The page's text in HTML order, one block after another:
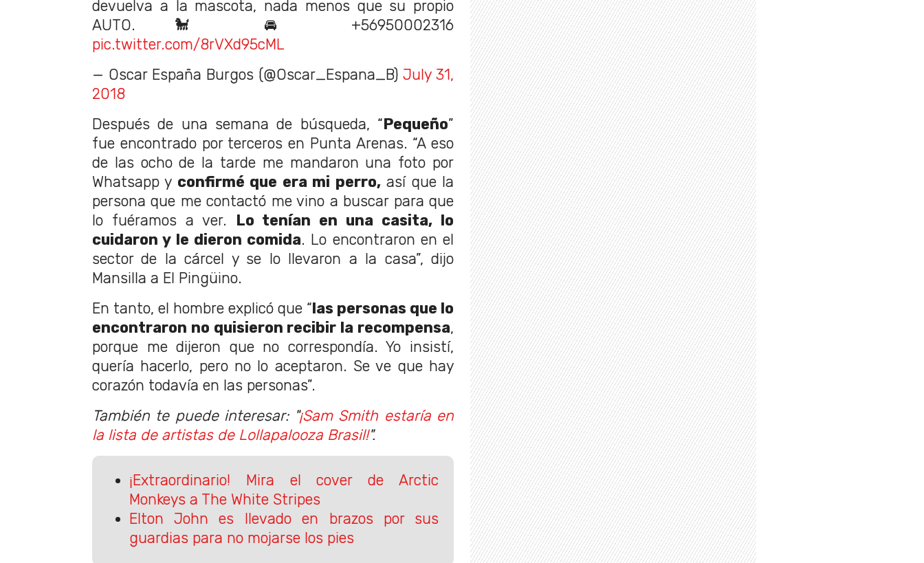
devuelva a la mascota, nada menos que su propio
AUTO. 🐩 🚘 +56950002316
pic.twitter.com/8rVXd95cML
— Oscar España Burgos (@Oscar_Espana_B) July 31,
2018
Después de una semana de búsqueda, “Pequeño”
fue encontrado por terceros en Punta Arenas. “A eso
de las ocho de la tarde me mandaron una foto por
Whatsapp y confirmé que era mi perro,así que la
persona que me contactó me vino a buscar para que
lo fuéramos a ver. Lo tenían en una casita, lo
cuidaron y le dieron comida. Lo encontraron en el
sector de la cárcel y se lo llevaron a la casa”, dijo
Mansilla a El Pingüino.
En tanto, el hombre explicó que “las personas que lo
encontraron no quisieron recibir la recompensa,
porque me dijeron que no correspondía. Yo insistí,
quería hacerlo, pero no lo aceptaron. Se ve que hay
corazón todavía en las personas”.
También te puede interesar: "¡Sam Smith estaría en
la lista de artistas de Lollapalooza Brasil!".
¡Extraordinario! Mira el cover de Arctic
Monkeys a The White Stripes
Elton John es llevado en brazos por sus
guardias para no mojarse los pies